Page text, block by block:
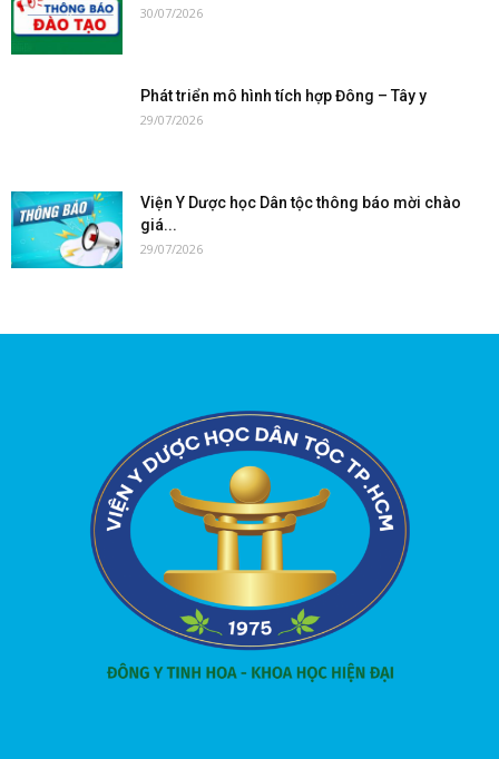
30/07/2026
Phát triển mô hình tích hợp Đông – Tây y
29/07/2026
Viện Y Dược học Dân tộc thông báo mời chào
giá...
29/07/2026